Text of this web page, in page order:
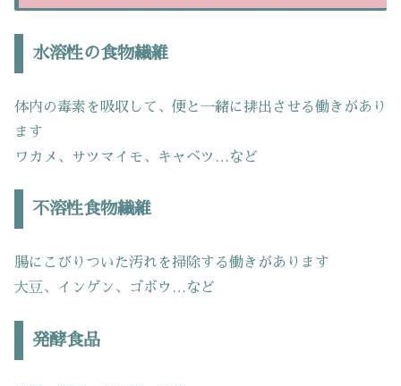
水溶性の食物繊維
体内の毒素を吸収して、便と一緒に排出させる働きがあり
ます
ワカメ、サツマイモ、キャベツ…など
不溶性食物繊維
腸にこびりついた汚れを掃除する働きがあります
大豆、インゲン、ゴボウ…など
発酵食品